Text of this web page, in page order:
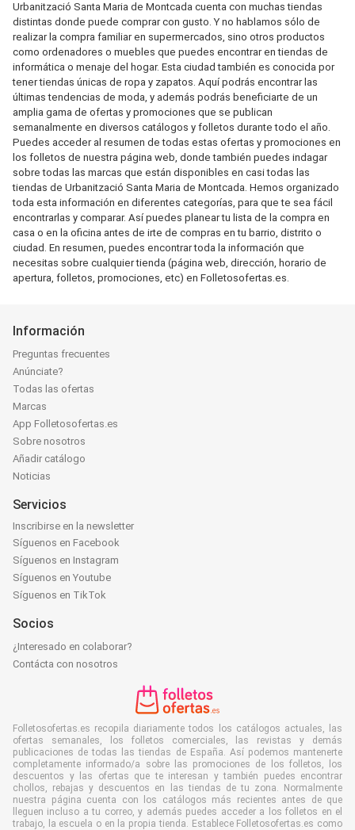
Urbanització Santa Maria de Montcada cuenta con muchas tiendas
distintas donde puede comprar con gusto. Y no hablamos sólo de
realizar la compra familiar en supermercados, sino otros productos
como ordenadores o muebles que puedes encontrar en tiendas de
informática o menaje del hogar. Esta ciudad también es conocida por
tener tiendas únicas de ropa y zapatos. Aquí podrás encontrar las
últimas tendencias de moda, y además podrás beneficiarte de un
amplia gama de ofertas y promociones que se publican
semanalmente en diversos catálogos y folletos durante todo el año.
Puedes acceder al resumen de todas estas ofertas y promociones en
los folletos de nuestra página web, donde también puedes indagar
sobre todas las marcas que están disponibles en casi todas las
tiendas de Urbanització Santa Maria de Montcada. Hemos organizado
toda esta información en diferentes categorías, para que te sea fácil
encontrarlas y comparar. Así puedes planear tu lista de la compra en
casa o en la oficina antes de irte de compras en tu barrio, distrito o
ciudad. En resumen, puedes encontrar toda la información que
necesitas sobre cualquier tienda (página web, dirección, horario de
apertura, folletos, promociones, etc) en Folletosofertas.es.
Información
Preguntas frecuentes
Anúnciate?
Todas las ofertas
Marcas
App Folletosofertas.es
Sobre nosotros
Añadir catálogo
Noticias
Servicios
Inscribirse en la newsletter
Síguenos en Facebook
Síguenos en Instagram
Síguenos en Youtube
Síguenos en TikTok
Socios
¿Interesado en colaborar?
Contácta con nosotros
Folletosofertas.es recopila diariamente todos los catálogos actuales, las
ofertas semanales, los folletos comerciales, las revistas y demás
publicaciones de todas las tiendas de España. Así podemos mantenerte
completamente informado/a sobre las promociones de los folletos, los
descuentos y las ofertas que te interesan y también puedes encontrar
chollos, rebajas y descuentos en las tiendas de tu zona. Normalmente
nuestra página cuenta con los catálogos más recientes antes de que
lleguen incluso a tu correo, y además puedes acceder a los folletos en el
trabajo, la escuela o en la propia tienda. Establece Folletosofertas.es como